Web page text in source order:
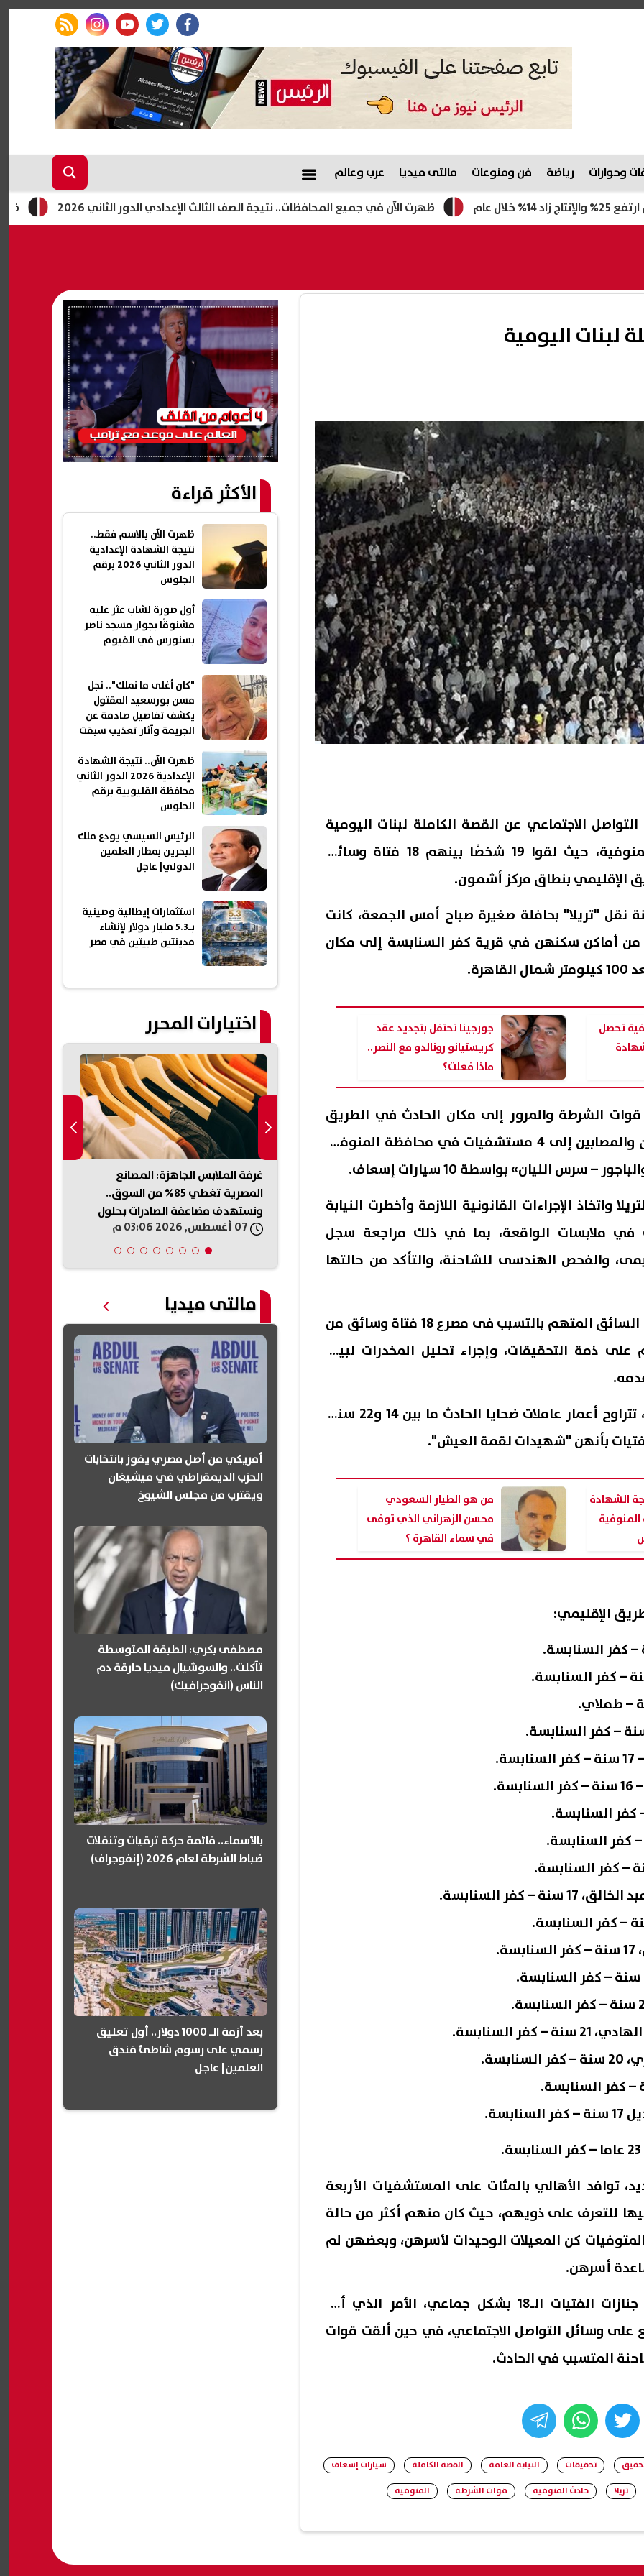
facebook
twitter
youtube
instagram
rss feed
وحوارات رياضة فن ومنوعات مالتى ميديا عرب وعالم
ظهرت الآن بالاسم ظهرت الآن في جميع المحافظات.. نتيجة الصف الثالث الإعدادي الدور الثاني 2026
لبنات اليومية
الاجتماعي عن القصة الكاملة لبنات اليومية
الذين راحوا ضحية حادث المنوفية، حيث لقوا 19 شخصًا بينهم 18 فتاة وسائق
الإقليمي بنطاق مركز أشمون.
نقل "تريلا" بحافلة صغيرة صباح أمس الجمعة، كانت
من أماكن سكنهن في قرية كفر السنابسة إلى مكان
تحصل
جورجينا تحتفل بتجديد عقد
كريستيانو رونالدو مع النصر..
ماذا فعلت؟
قوات الشرطة والمرور إلى مكان الحادث في الطريق
الإقليمي، وتم نقل الجثامين والمصابين إلى 4 مستشفيات في محافظة المنوفية
الليان» بواسطة 10 سيارات إسعاف.
واتخاذ الإجراءات القانونية اللازمة وأخطرت النيابة
في ملابسات الواقعة، بما في ذلك مراجعة سجل
والفحص الهندسى للشاحنة، والتأكد من حالتها
وقررت جهات التحقيق، حبس السائق المتهم بالتسبب فى مصرع 18 فتاة وسائق من
السنابسة 4 أيام على ذمة التحقيقات، وإجراء تحليل المخدرات لبيان
وفقًا لقائمة أسماء الضحايا، تتراوح أعمار عاملات ضحايا الحادث ما بين 14 و22 سنة،
بأنهن "شهيدات لقمة العيش".
الشهادة
من هو الطيار السعودي
محسن الزهراني الذي توفى
في سماء القاهرة ؟
الإقليمي:
توافد الأهالي بالمئات على المستشفيات الأربعة
للتعرف على ذويهم، حيث كان منهم أكثر من حالة
كن المعيلات الوحيدات لأسرهن، وبعضهن لم
أسرهن.
وفي مشهد مهيب، خرجت جنازات الفتيات الـ18 بشكل جماعي، الأمر الذي أثار
على وسائل التواصل الاجتماعي، في حين ألقت قوات
المتسبب في الحادث.
twitter
whats
تحقيقات النيابة العامة القصة الكاملة
سيارات إسعاف
تريلا حادث المنوفية قوات الشرطة المنوفية
الأكثر قراءة
ظهرت الآن بالاسم فقط..
نتيجة الشهادة الإعدادية
الدور الثاني 2026 برقم
الجلوس
أول صورة لشاب عثر عليه
مشنوقًا بجوار مسجد ناصر
بسنورس في الفيوم
"كان أغلى ما نملك".. نجل
مسن بورسعيد المقتول
يكشف تفاصيل صادمة عن
الجريمة وآثار تعذيب سبقت
ظهرت الآن.. نتيجة الشهادة
الإعدادية 2026 الدور الثاني
محافظة القليوبية برقم
الجلوس
الرئيس السيسي يودع ملك
البحرين بمطار العلمين
الدولي| عاجل
استثمارات إيطالية وصينية
بـ5.3 مليار دولار لإنشاء
مدينتين طبيتين في مصر
اختيارات المحرر
السيسي يودع ملك البحرين
ظهرت الآن بالاسم فقط.. نتيجة
برقم الجلوس
07 أغسطس, 2026 02:16 م
غرفة الملابس الجاهزة: المصانع
المصرية تغطي 85% من السوق..
ونستهدف مضاعفة الصادرات بحلول
2030
مالتى ميديا
أمريكي من أصل مصري يفوز بانتخابات
الحزب الديمقراطي في ميشيغان
ويقترب من مجلس الشيوخ
مصطفى بكري: الطبقة المتوسطة
تآكلت.. والسوشيال ميديا حارقة دم
الناس (انفوجرافيك)
بالأسماء.. قائمة حركة ترقيات وتنقلات
ضباط الشرطة لعام 2026 (إنفوجراف)
بعد أزمة الـ 1000 دولار.. أول تعليق
رسمي على رسوم شاطئ فندق
العلمين| عاجل